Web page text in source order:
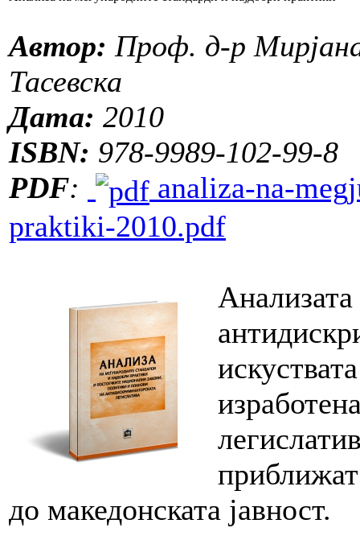
Автор: Проф. д-р
Тасевска
Дата: 2010
ISBN: 978-9989-102-99-8
PDF:
analiza-na-
praktiki-2010.pdf
до македонската јавност.